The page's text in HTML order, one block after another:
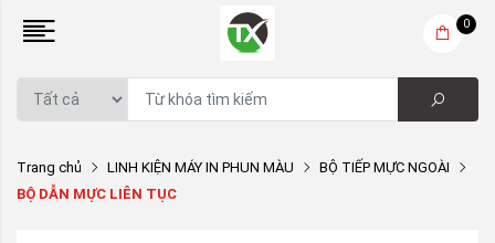
0
Trang chủ LINH KIỆN MÁY IN PHUN MÀU
BỘ TIẾP MỰC NGOÀI
BỘ DẪN MỰC LIÊN TỤC